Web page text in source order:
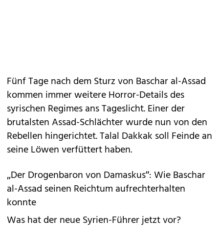
Fünf Tage nach dem Sturz von Baschar al-Assad
kommen immer weitere Horror-Details des
syrischen Regimes ans Tageslicht. Einer der
brutalsten Assad-Schlächter wurde nun von den
Rebellen hingerichtet. Talal Dakkak soll Feinde an
seine Löwen verfüttert haben.
„Der Drogenbaron von Damaskus“: Wie Baschar
al-Assad seinen Reichtum aufrechterhalten
konnte
Was hat der neue Syrien-Führer jetzt vor?